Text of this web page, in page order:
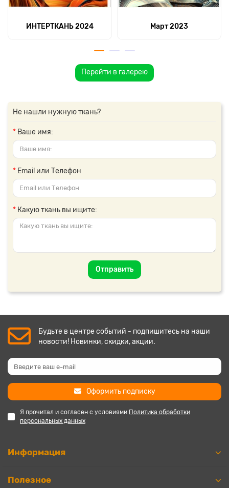
ИНТЕРТКАНЬ 2024 Март 2023
Перейти в галерею
Не нашли нужную ткань?
Ваше имя:
Email или Телефон
Какую ткань вы ищите:
Отправить
Будьте в центре событий - подпишитесь на наши
новости! Новинки, скидки, акции.
Оформить подписку
Я прочитал и согласен с условиями Политика обработки
персональных данных
Информация
Полезное